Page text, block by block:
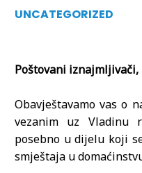
UNCATEGORIZED
Poštovani iznajmljivači,
Obavještavamo vas o
vezanim uz Vladinu
posebno u dijelu koji
smještaja u